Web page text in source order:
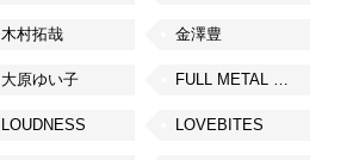
木村拓哉 金澤豊
大原ゆい子 FULL METAL JAPAN 2026
LOUDNESS LOVEBITES